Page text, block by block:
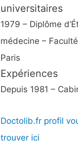
universitaires
1979 – Diplôme
médecine –
Paris
Expériences
Depuis 1981 –
Doctolib.fr profil
trouver ici